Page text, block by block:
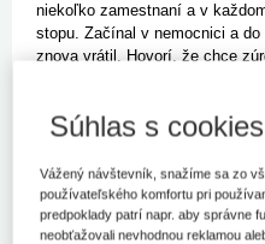
niekoľko zamestnaní a v
stopu. Začínal v nemocnici a
znova vrátil. Hovorí, že chce
Rozhovor
Ústavná zdravotná
Súhlas s cookies
Vážený návštevník, snažíme sa zo
používateľského komfortu pri
predpoklady patrí napr. aby správne
neobťažovali nevhodnou reklamou